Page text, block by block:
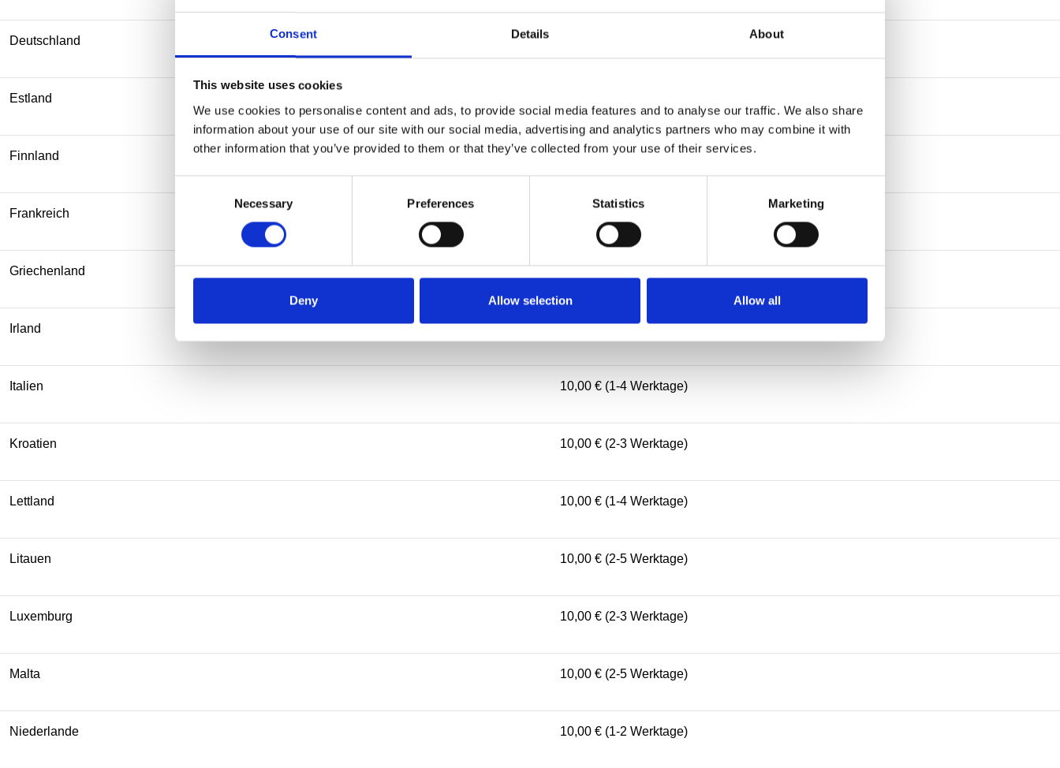
Consent Details About
This website uses cookies
We use cookies to personalise content and ads, to provide social media features and to analyse our traffic. We also share
information about your use of our site with our social media, advertising and analytics partners who may combine it with
other information that you’ve provided to them or that they’ve collected from your use of their services.
Necessary Preferences Statistics Marketing
Deny Allow selection Allow all
Deutschland
Estland
Finnland 10,00 € (2-4 Werktage)
Frankreich
Griechenland
Irland
Italien 10,00 € (1-4 Werktage)
Kroatien 10,00 € (2-3 Werktage)
Lettland 10,00 € (1-4 Werktage)
Litauen 10,00 € (2-5 Werktage)
Luxemburg 10,00 € (2-3 Werktage)
Malta 10,00 € (2-5 Werktage)
Niederlande 10,00 € (1-2 Werktage)